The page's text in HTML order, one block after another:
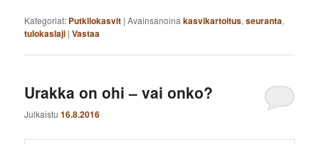
Kategoriat: Putkilokasvit |Avainsanoina kasvikartoitus,seuranta,
tulokaslaji |Vastaa
Urakka on ohi – vai onko?
Julkaistu16.8.2016